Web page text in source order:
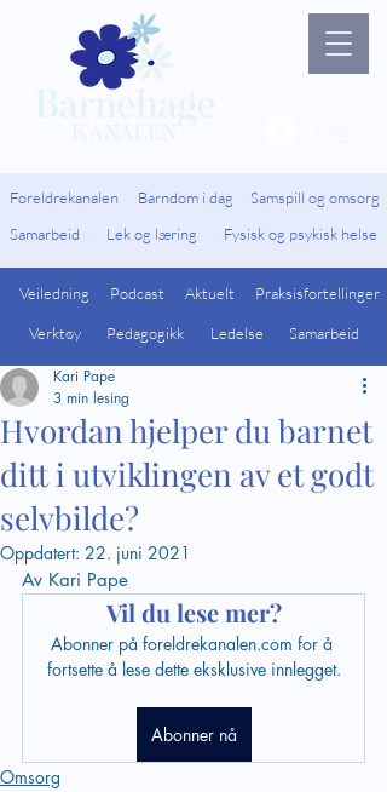
Foreldrekanalen Barndom i dag
Samspill og omsorg
Samarbeid
Lek og læring Fysisk og psykisk helse
Veiledning
Verktøy
Podcast
Pedagogikk
Aktuelt Praksisfortellinger
Ledelse Samarbeid
Hvordan hjelper du barnet
ditt i utviklingen av et godt
selvbilde?
Kari Pape
3 min lesing
Oppdatert: 22. juni 2021
Av Kari Pape
Vil du lese mer?
Abonner på foreldrekanalen.com for å
fortsette å lese dette eksklusive innlegget.
Abonner nå
Omsorg